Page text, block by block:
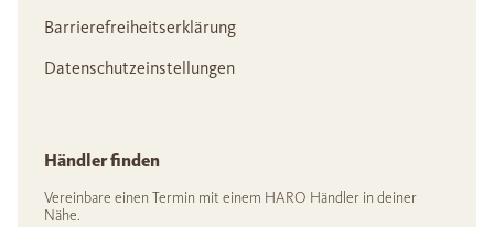
Barrierefreiheitserklärung
Datenschutzeinstellungen
Händler finden
Vereinbare einen Termin mit einem HARO Händler in deiner
Nähe.